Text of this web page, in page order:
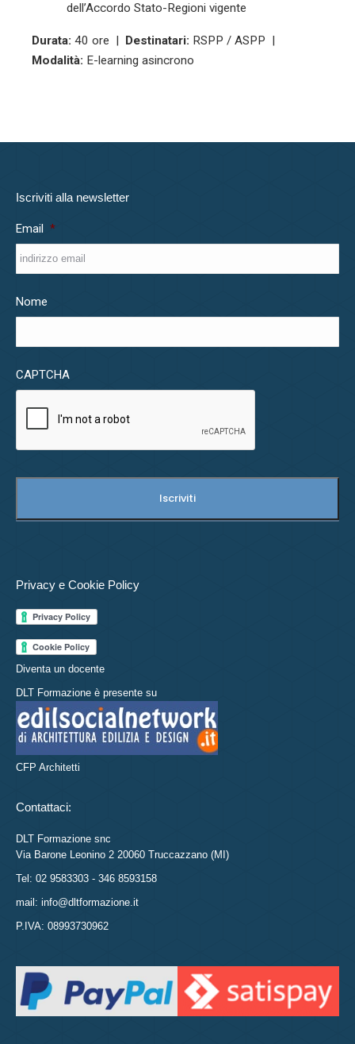
dell’Accordo Stato-Regioni vigente
Durata: 40 ore | Destinatari: RSPP / ASPP |
Modalità: E-learning asincrono
Iscriviti alla newsletter
Email *
Nome
CAPTCHA
Privacy e Cookie Policy
Diventa un docente
DLT Formazione è presente su
CFP Architetti
Contattaci:
DLT Formazione snc
Via Barone Leonino 2 20060 Truccazzano (MI)
Tel: 02 9583303 - 346 8593158
mail: info@dltformazione.it
P.IVA: 08993730962